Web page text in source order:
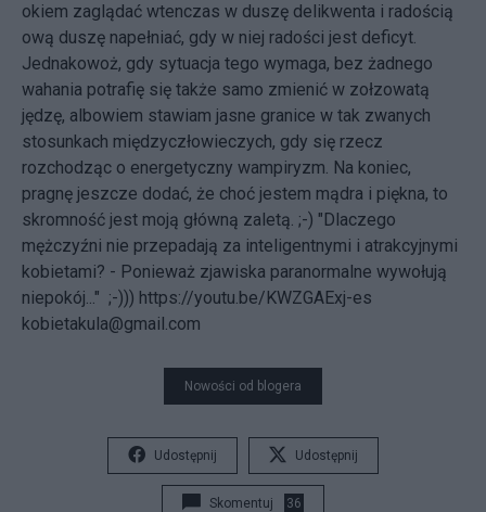
okiem zaglądać wtenczas w duszę delikwenta i radością
ową duszę napełniać, gdy w niej radości jest deficyt.
Jednakowoż, gdy sytuacja tego wymaga, bez żadnego
wahania potrafię się także samo zmienić w zołzowatą
jędzę, albowiem stawiam jasne granice w tak zwanych
stosunkach międzyczłowieczych, gdy się rzecz
rozchodząc o energetyczny wampiryzm. Na koniec,
pragnę jeszcze dodać, że choć jestem mądra i piękna, to
skromność jest moją główną zaletą. ;-) "Dlaczego
mężczyźni nie przepadają za inteligentnymi i atrakcyjnymi
kobietami? - Ponieważ zjawiska paranormalne wywołują
niepokój..." ;-))) https://youtu.be/KWZGAExj-es
kobietakula@gmail.com
Nowości od blogera
Udostępnij Udostępnij
Skomentuj 36